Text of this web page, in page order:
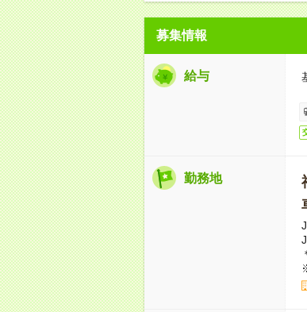
募集情報
給与
勤務地